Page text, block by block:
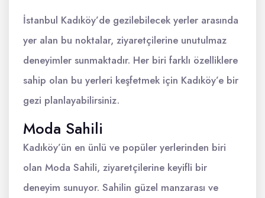
İstanbul Kadıköy’de gezilebilecek yerler arasında
yer alan bu noktalar, ziyaretçilerine unutulmaz
deneyimler sunmaktadır. Her biri farklı özelliklere
sahip olan bu yerleri keşfetmek için Kadıköy’e bir
gezi planlayabilirsiniz.
Moda Sahili
Kadıköy’ün en ünlü ve popüler yerlerinden biri
olan Moda Sahili, ziyaretçilerine keyifli bir
deneyim sunuyor. Sahilin güzel manzarası ve